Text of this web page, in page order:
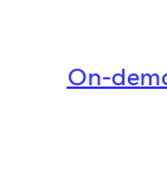
On-